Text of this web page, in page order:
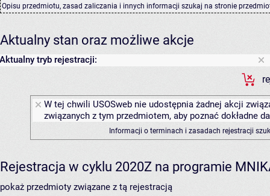
Opisu przedmiotu, zasad zaliczania i innych informacji szukaj na stronie
Aktualny stan oraz możliwe akcje
Aktualny tryb rejestracji:
W tej chwili USOSweb nie udostępnia żadnej akcji
związanych z tym przedmiotem, aby poznać dokładne
Informacji o terminach i zasadach rejestracji
Rejestracja w cyklu 2020Z na programie
pokaż przedmioty związane z tą rejestracją